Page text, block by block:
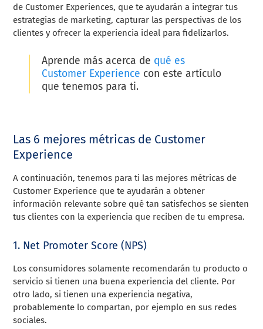
de Customer Experiences, que te ayudarán a integrar tus
estrategias de marketing, capturar las perspectivas de los
clientes y ofrecer la experiencia ideal para fidelizarlos.
Aprende más acerca de qué es
Customer Experience con este artículo
que tenemos para ti.
Las 6 mejores métricas de Customer
Experience
A continuación, tenemos para ti las mejores métricas de
Customer Experience que te ayudarán a obtener
información relevante sobre qué tan satisfechos se sienten
tus clientes con la experiencia que reciben de tu empresa.
1. Net Promoter Score (NPS)
Los consumidores solamente recomendarán tu producto o
servicio si tienen una buena experiencia del cliente. Por
otro lado, si tienen una experiencia negativa,
probablemente lo compartan, por ejemplo en sus redes
sociales.